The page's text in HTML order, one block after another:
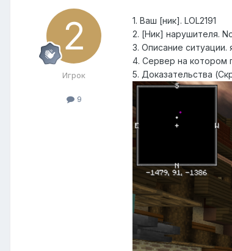
Игрок
9
1. Ваш [ник]. LOL2191
2. [Ник] нарушителя.
3. Описание ситуации.
4. Сервер на котором
5. Доказательства